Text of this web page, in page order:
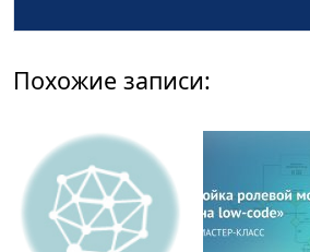
Похожие записи: